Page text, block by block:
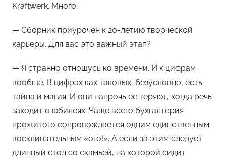
Kraftwerk. Много.
— Сборник приурочен к 20-летию творческой
карьеры. Для вас это важный этап?
— Я странно отношусь ко времени. И к цифрам
вообще. В цифрах как таковых, безусловно, есть
тайна и магия. И они напрочь ее теряют, когда речь
заходит о юбилеях. Чаще всего бухгалтерия
прожитого сопровождается одним единственным
восклицательным «ого!». А если за этим следует
длинный стол со скамьей, на которой сидит